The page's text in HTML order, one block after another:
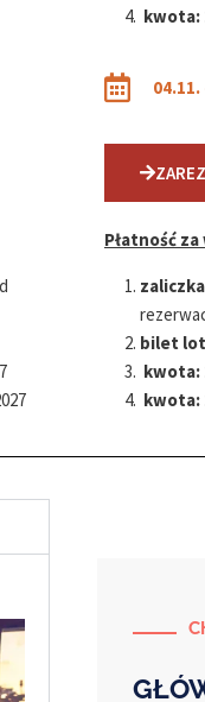
kwota:
Płatność
bilet
kwota:
kwota: